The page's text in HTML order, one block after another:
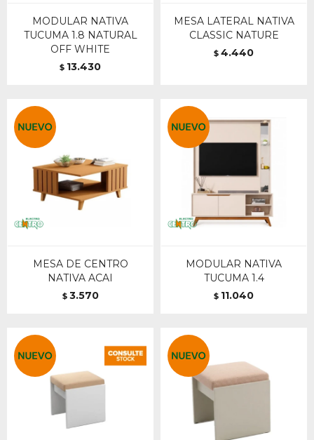
MODULAR NATIVA
TUCUMA 1.8 NATURAL
OFF WHITE
$ 13.430
MESA LATERAL NATIVA
CLASSIC NATURE
$ 4.440
MESA DE CENTRO
NATIVA ACAI
$ 3.570
MODULAR NATIVA
TUCUMA 1.4
$ 11.040